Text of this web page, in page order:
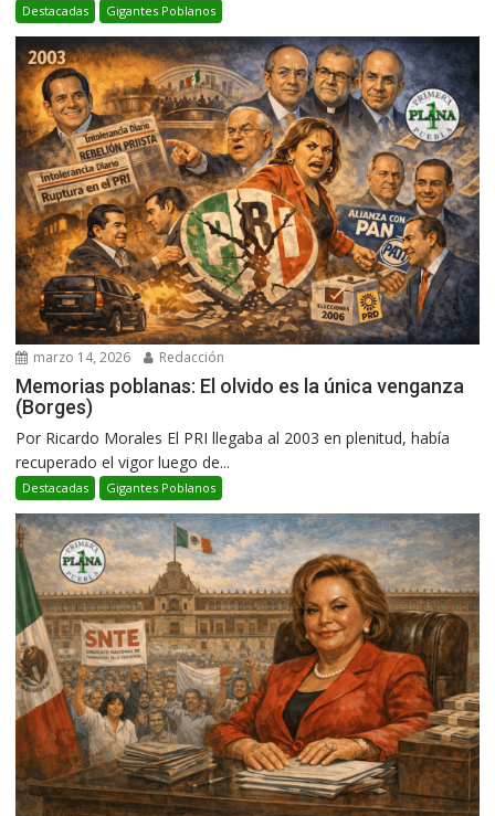
Destacadas Gigantes Poblanos
marzo 14, 2026 Redacción
Memorias poblanas: El olvido es la única venganza
(Borges)
Por Ricardo Morales El PRI llegaba al 2003 en plenitud, había
recuperado el vigor luego de...
Destacadas Gigantes Poblanos